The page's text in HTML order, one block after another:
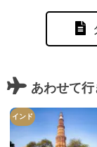
あわせて
インド